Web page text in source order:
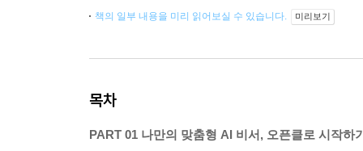
책의 일부 내용을 미리 읽어보실 수 있습니다. 미리보기
목차
PART 01 나만의 맞춤형 AI 비서, 오픈클로 시작하